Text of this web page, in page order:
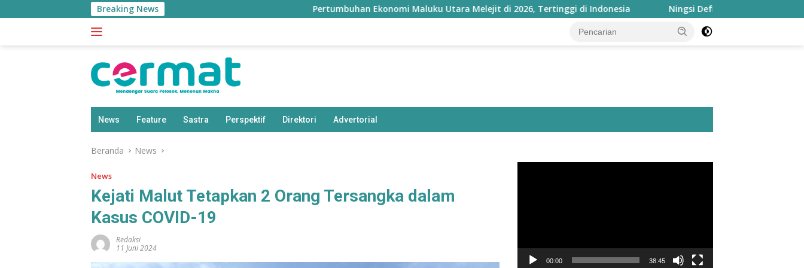
ke
Breaking News Pertumbuhan Ekonomi Maluku Utara Melejit di 2026, Tertinggi di Indonesia Ningsi Defretes Kini Nahkodai Forum
News Feature Sastra Perspektif Direktori Advertorial
Beranda News
News
Kejati Malut Tetapkan 2 Orang Tersangka dalam
Kasus COVID-19
Redaksi
11 Juni 2024
00:00 38:45